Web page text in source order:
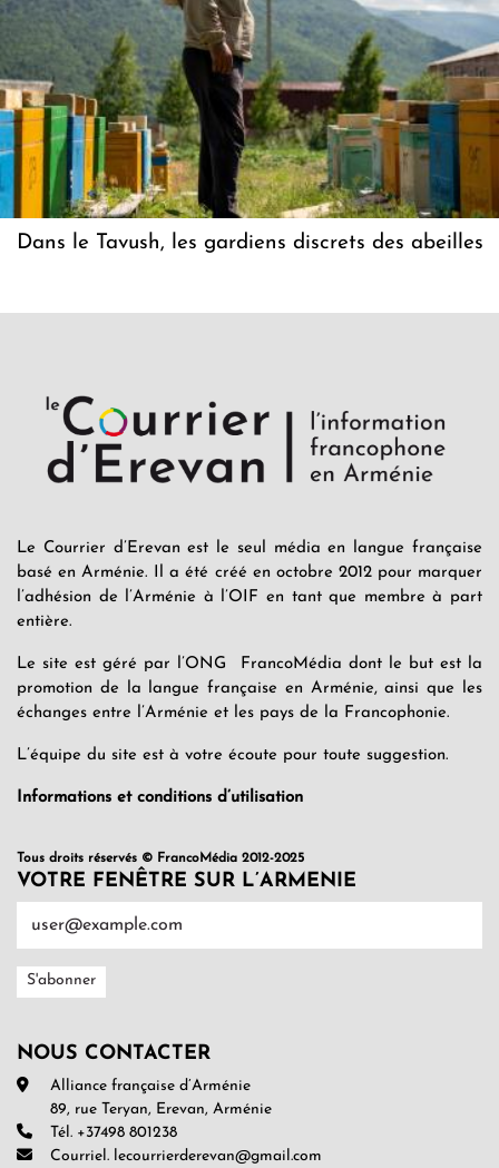
Dans le Tavush, les gardiens discrets des abeilles
Le Courrier d’Erevan est le seul média en langue française
basé en Arménie. Il a été créé en octobre 2012 pour marquer
l’adhésion de l’Arménie à l’OIF en tant que membre à part
entière.
Le site est géré par l’ONG FrancoMédia dont le but est la
promotion de la langue française en Arménie, ainsi que les
échanges entre l’Arménie et les pays de la Francophonie.
L’équipe du site est à votre écoute pour toute suggestion.
Informations et conditions d’utilisation
Tous droits réservés © FrancoMédia 2012-2025
VOTRE FENÊTRE SUR L’ARMENIE
NOUS CONTACTER
Alliance française d’Arménie
89, rue Teryan, Erevan, Arménie
Tél. +37498 801238
Courriel. lecourrierderevan@gmail.com